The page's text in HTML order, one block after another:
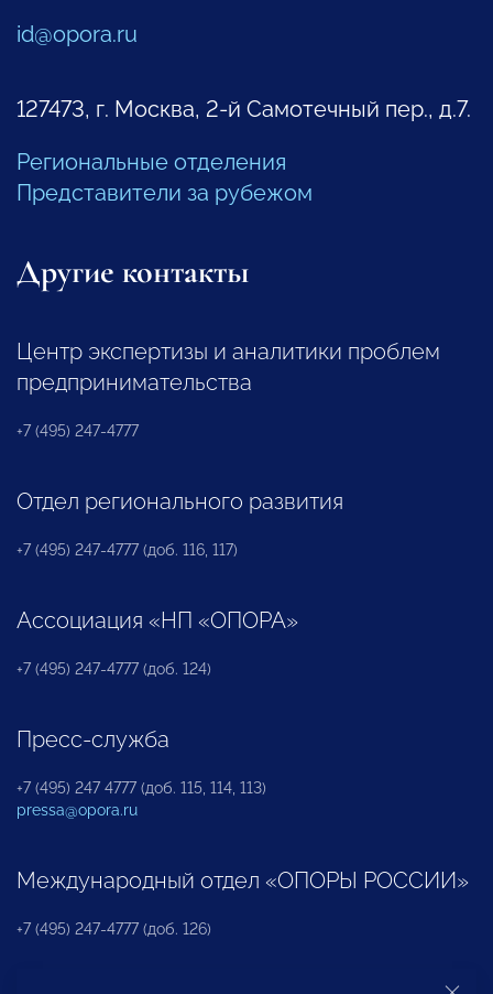
id@opora.ru
127473, г. Москва, 2-й Самотечный пер., д.7.
Региональные отделения
Представители за рубежом
Другие контакты
Центр экспертизы и аналитики проблем
предпринимательства
+7 (495) 247-4777
Отдел регионального развития
+7 (495) 247-4777 (доб. 116, 117)
Ассоциация «НП «ОПОРА»
+7 (495) 247-4777 (доб. 124)
Пресс-служба
+7 (495) 247 4777 (доб. 115, 114, 113)
pressa@opora.ru
Международный отдел «ОПОРЫ РОССИИ»
+7 (495) 247-4777 (доб. 126)